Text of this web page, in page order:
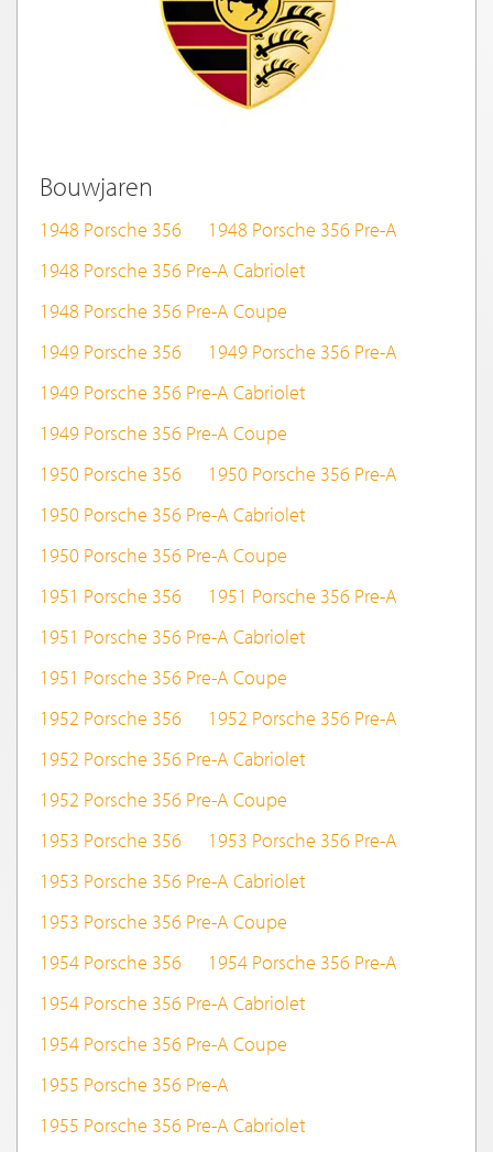
Bouwjaren
1948 Porsche 356
1948 Porsche 356 Pre-A
1948 Porsche 356 Pre-A Cabriolet
1948 Porsche 356 Pre-A Coupe
1949 Porsche 356
1949 Porsche 356 Pre-A
1949 Porsche 356 Pre-A Cabriolet
1949 Porsche 356 Pre-A Coupe
1950 Porsche 356
1950 Porsche 356 Pre-A
1950 Porsche 356 Pre-A Cabriolet
1950 Porsche 356 Pre-A Coupe
1951 Porsche 356
1951 Porsche 356 Pre-A
1951 Porsche 356 Pre-A Cabriolet
1951 Porsche 356 Pre-A Coupe
1952 Porsche 356
1952 Porsche 356 Pre-A
1952 Porsche 356 Pre-A Cabriolet
1952 Porsche 356 Pre-A Coupe
1953 Porsche 356
1953 Porsche 356 Pre-A
1953 Porsche 356 Pre-A Cabriolet
1953 Porsche 356 Pre-A Coupe
1954 Porsche 356
1954 Porsche 356 Pre-A
1954 Porsche 356 Pre-A Cabriolet
1954 Porsche 356 Pre-A Coupe
1955 Porsche 356 Pre-A
1955 Porsche 356 Pre-A Cabriolet